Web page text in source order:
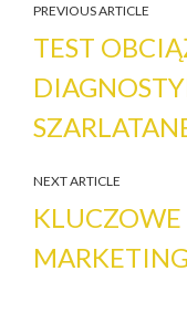
PREVIOUS ARTICLE
TEST
NEXT ARTICLE